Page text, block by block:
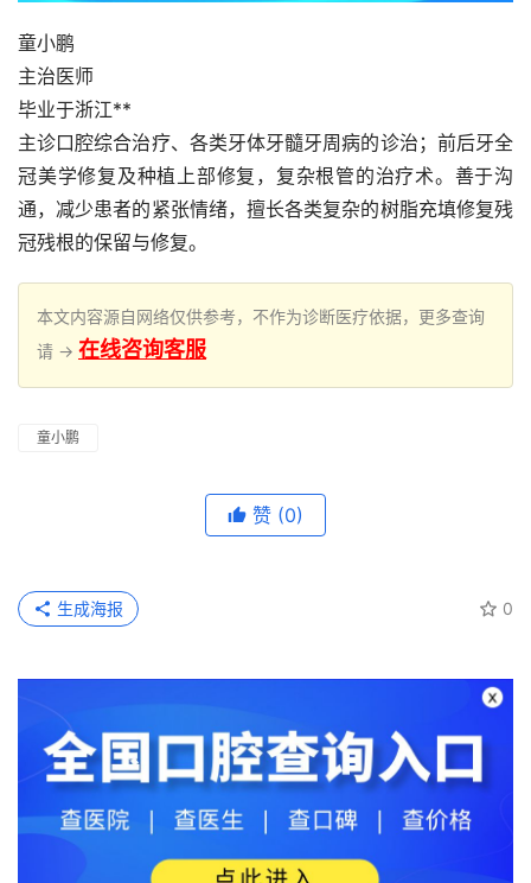
童小鹏
主治医师
毕业于浙江**
主诊口腔综合治疗、各类牙体牙髓牙周病的诊治；前后牙全
冠美学修复及种植上部修复，复杂根管的治疗术。善于沟
通，减少患者的紧张情绪，擅长各类复杂的树脂充填修复残
冠残根的保留与修复。
本文内容源自网络仅供参考，不作为诊断医疗依据，更多查询
请 → 在线咨询客服
童小鹏
赞 (0)
0
生成海报